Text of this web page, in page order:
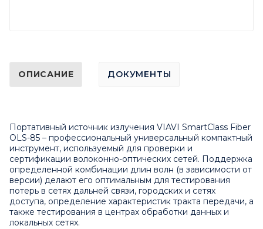
ОПИСАНИЕ ДОКУМЕНТЫ
Портативный источник излучения VIAVI SmartClass Fiber
OLS-85 – профессиональный универсальный компактный
инструмент, используемый для проверки и
сертификации волоконно-оптических сетей. Поддержка
определенной комбинации длин волн (в зависимости от
версии) делают его оптимальным для тестирования
потерь в сетях дальней связи, городских и сетях
доступа, определение характеристик тракта передачи, а
также тестирования в центрах обработки данных и
локальных сетях.